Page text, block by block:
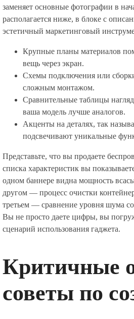
заменяет основные фотографии в
располагается ниже, в блоке с
эстетичный маркетинговый
Крупные планы материалов
вещь через экран.
Схемы подключения или
сложным монтажом.
Сравнительные таблицы
ваша модель лучше аналогов.
Акценты на деталях, так
подсвечивают уникальные
Представьте, что вы продаете
списка характеристик вы
одном баннере видна мощность
другом — процесс очистки
третьем — сравнение уровня шума
Вы не просто даете цифры, вы
сценарий использования гаджета.
Критичные
советы по